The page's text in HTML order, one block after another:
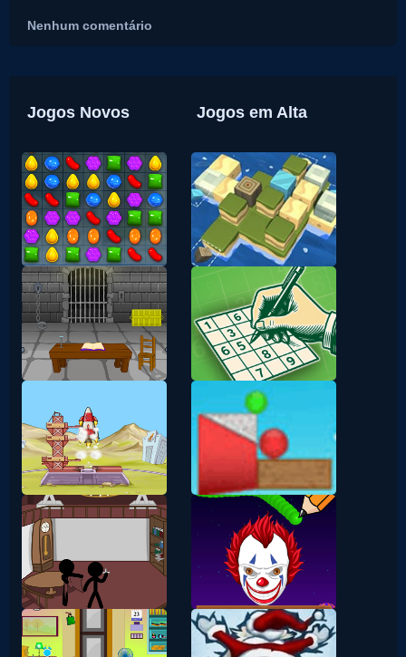
Nenhum comentário
Jogos Novos Jogos em Alta